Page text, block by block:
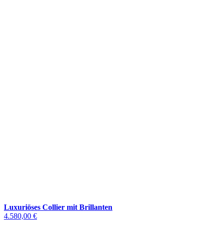
Luxuriöses Collier mit Brillanten
4.580,00 €